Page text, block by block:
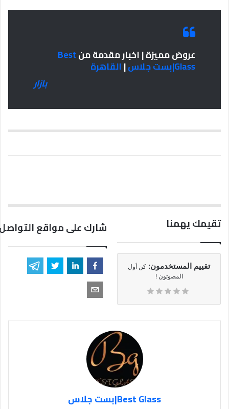
عروض مميزة | اخبار مقدمة منBest
Glass|بست جلاس |القاهرة
بازار
تقيمك يهمنا
تقييم المستخدمون: كن أول
المصوتون !
شارك على مواقع
Best Glass|بست جلاس